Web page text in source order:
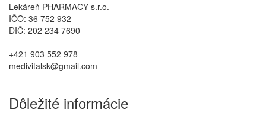
Lekáreň PHARMACY s.r.o.
IČO: 36 752 932
DIČ: 202 234 7690
+421 903 552 978
medivitalsk@gmail.com
Dôležité informácie